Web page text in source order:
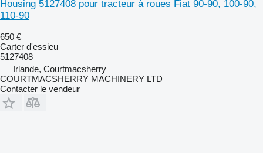
Housing 5127408 pour tracteur à roues Fiat 90-90, 100-90,
110-90
650 €
Carter d'essieu
5127408
Irlande, Courtmacsherry
COURTMACSHERRY MACHINERY LTD
Contacter le vendeur